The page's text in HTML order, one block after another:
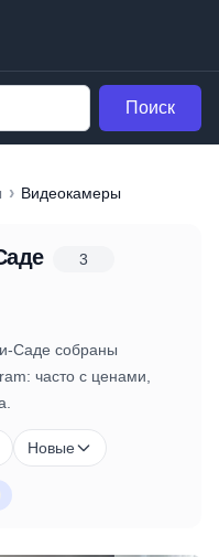
Поиск
› Видеокамеры
3
Саде собраны
часто с ценами,
Новые